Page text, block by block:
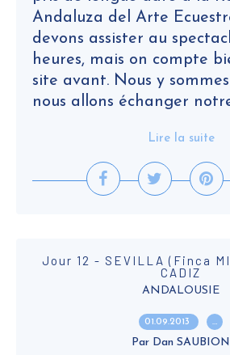
Andaluza del Arte
devons assister au
heures, mais on compte
site avant. Nous y
nous allons échanger
Lire la suite
Jour 12 - SEVILLA (Finca
CADIZ
ANDALOUSIE
01.09.2013 …
Par Dan SAUBION